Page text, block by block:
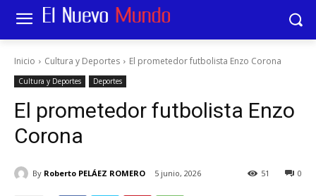
Inicio Cultura y Deportes El prometedor futbolista Enzo Corona
Cultura y Deportes Deportes
El prometedor futbolista Enzo
Corona
By Roberto PELÁEZ ROMERO 5 junio, 2026 0
51